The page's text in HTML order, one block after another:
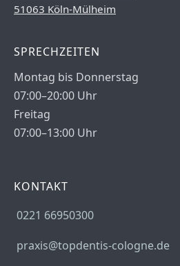
51063 Köln-Mülheim
SPRECHZEITEN
Montag bis Donnerstag
07:00–20:00 Uhr
Freitag
07:00–13:00 Uhr
KONTAKT
0221 66950300
praxis@topdentis-cologne.de